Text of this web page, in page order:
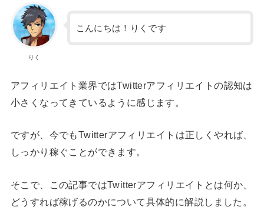
りく
こんにちは！りくです
アフィリエイト業界ではTwitterアフィリエイトの認知は
小さくなってきているように感じます。
ですが、今でもTwitterアフィリエイトは正しくやれば、
しっかり稼ぐことができます。
そこで、この記事ではTwitterアフィリエイトとは何か、
どうすれば稼げるのかについて具体的に解説しました。